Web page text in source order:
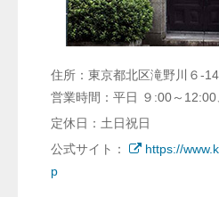
住所：東京都北区滝野川６-
営業時間：平日 ９:00～
定休日：土日祝日
公式サイト：
https://
p